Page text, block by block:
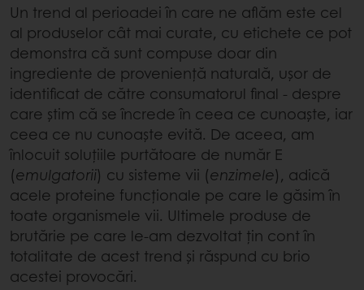
Un trend al perioadei în care ne aflăm este cel
al produselor cât mai curate, cu etichete ce pot
demonstra că sunt compuse doar din
ingrediente de proveniență naturală, ușor de
identificat de către consumatorul final - despre
care știm că se încrede în ceea ce cunoaște, iar
ceea ce nu cunoaște evită. De aceea, am
înlocuit soluțiile purtătoare de număr E
(emulgatorii) cu sisteme vii (enzimele), adică
acele proteine funcționale pe care le găsim în
toate organismele vii. Ultimele produse de
brutărie pe care le-am dezvoltat țin cont în
totalitate de acest trend și răspund cu brio
acestei provocări.